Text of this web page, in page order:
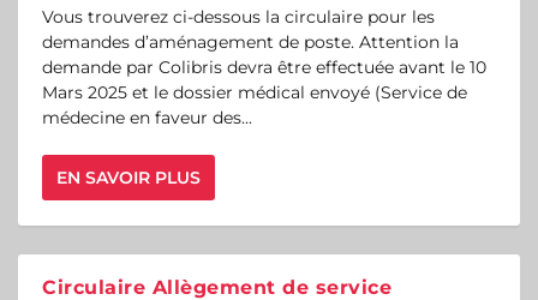
Vous trouverez ci-dessous la circulaire pour les
demandes d’aménagement de poste. Attention la
demande par Colibris devra être effectuée avant le 10
Mars 2025 et le dossier médical envoyé (Service de
médecine en faveur des...
EN SAVOIR PLUS
Circulaire Allègement de service